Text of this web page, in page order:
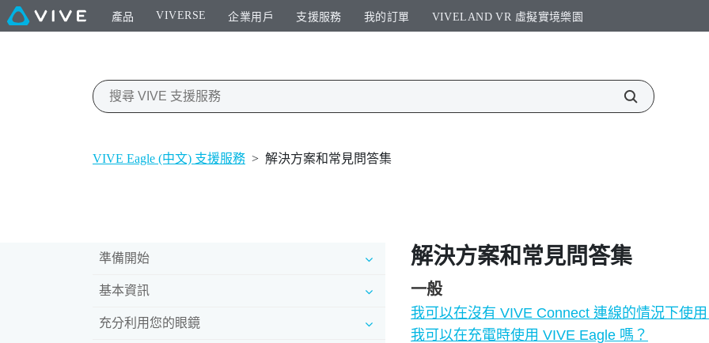
產品 VIVERSE 企業用戶 支援服務 我的訂單 VIVELAND VR 虛擬實境樂園​
VIVE Eagle (中文) 支援服務 > 解決方案和常見問答集
準備開始
基本資訊
充分利用您的眼鏡
解決方案和常見問答集
一般
我可以在沒有 VIVE Connect 連線的情況下使
我可以在充電時使用 VIVE Eagle 嗎？